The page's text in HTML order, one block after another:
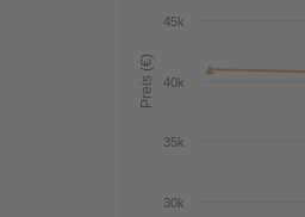
Preis (€)
30k
35k
40k
45k